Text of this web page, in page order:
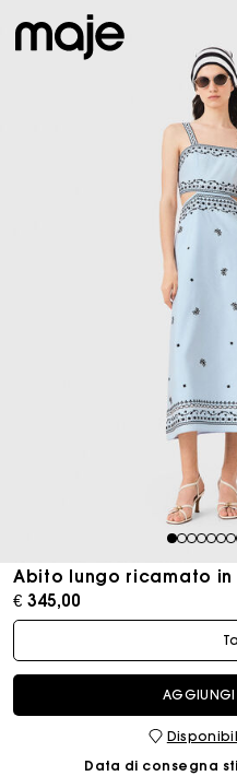
1234567
Abito lungo ricamato in
€ 345,00
AGGIUNGI
Data di consegna